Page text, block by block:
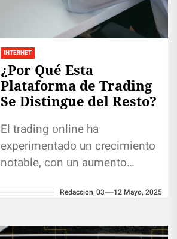
INTERNET
¿Por Qué Esta
Plataforma de Trading
Se Distingue del Resto?
El trading online ha
experimentado un crecimiento
notable, con un aumento
criptomonedas, forex y otros
elegir...
Redaccion_03 12 Mayo, 2025